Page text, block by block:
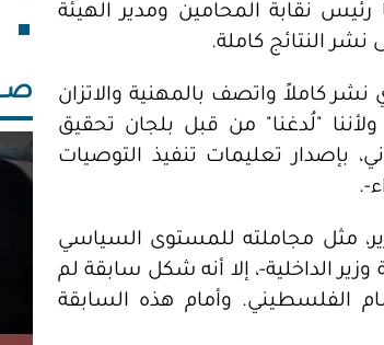
نقابة المحامين ومدير الهيئة
النتائج كاملة.
كاملاً واتصف بالمهنية والاتزان
"لُدغنا" من قبل بلجان تحقيق
بإصدار تعليمات تنفيذ التوصيات
.
مثل مجاملته للمستوى السياسي
الداخلية-، إلا أنه شكل سابقة لم
الفلسطيني. وأمام هذه السابقة